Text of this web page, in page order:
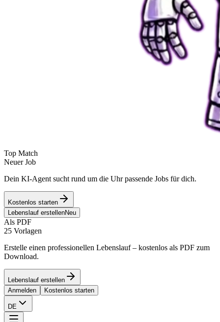
Top Match
Neuer Job
Dein KI-Agent sucht rund um die Uhr passende Jobs für dich.
Kostenlos starten
Lebenslauf erstellenNeu
Als PDF
25 Vorlagen
Erstelle einen professionellen Lebenslauf – kostenlos als PDF zum
Download.
Lebenslauf erstellen
Anmelden
Kostenlos starten
DE